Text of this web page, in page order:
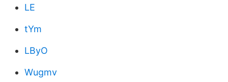
LE
tYm
LByO
Wugmv